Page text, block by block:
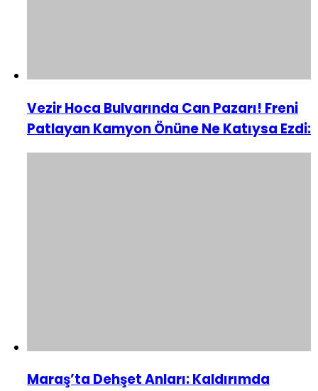
Vezir Hoca Bulvarında Can Pazarı! Freni
Patlayan Kamyon Önüne Ne Katıysa Ezdi:
Maraş’ta Dehşet Anları: Kaldırımda